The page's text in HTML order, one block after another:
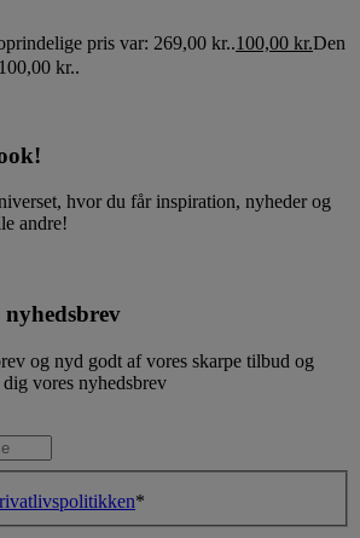
pris var: 269,00 kr..100,00 kr.Den
kr..
hvor du får inspiration, nyheder og
andre!
og nyd godt af vores skarpe tilbud og
vores nyhedsbrev
*